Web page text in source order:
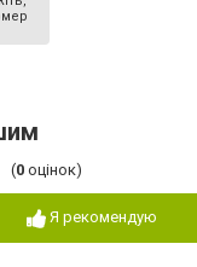
(0 оцінок)
Я рекомендую